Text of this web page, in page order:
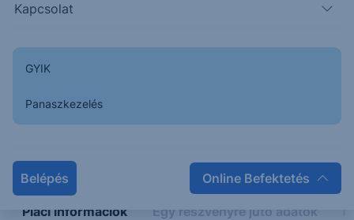
Kapcsolat
GYIK
Panaszkezelés
Belépés Online Befektetés
Napon belüli Historikus
Piaci információk Egy részvényre jutó adatok